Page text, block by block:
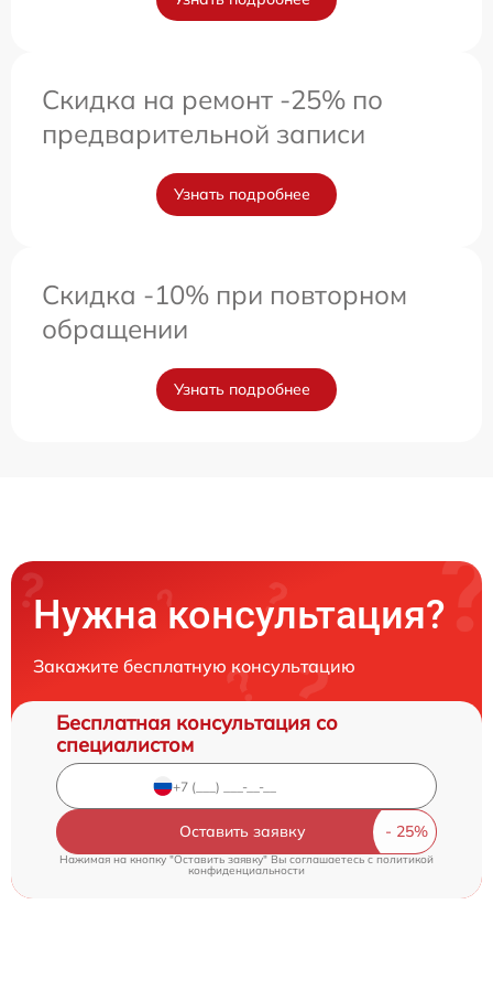
Скидка на ремонт -25% по
предварительной записи
Узнать подробнее
Скидка -10% при повторном
обращении
Узнать подробнее
Нужна консультация?
Закажите бесплатную консультацию
Бесплатная консультация со
специалистом
Оставить заявку
Нажимая на кнопку "Оставить заявку" Вы соглашаетесь c политикой
конфиденциальности